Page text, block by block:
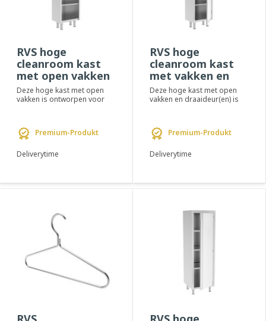
RVS hoge
cleanroom kast
met open vakken
- PREMIUM
Deze hoge kast met open
vakken is ontworpen voor
Premium-Produkt
Deliverytime
RVS hoge
cleanroom kast
met vakken en
draaideur -
PREMIUM
Deze hoge kast met open
vakken en draaideur(en) is
Premium-Produkt
Deliverytime